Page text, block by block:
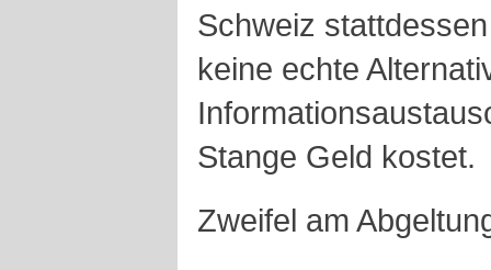
Schweiz
keine echte
Stange Geld kostet.
Zweifel am